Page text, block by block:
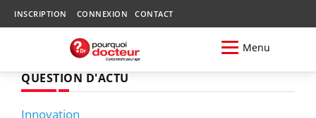
INSCRIPTION CONNEXION CONTACT
Menu
QUESTION D'ACTU
Innovation